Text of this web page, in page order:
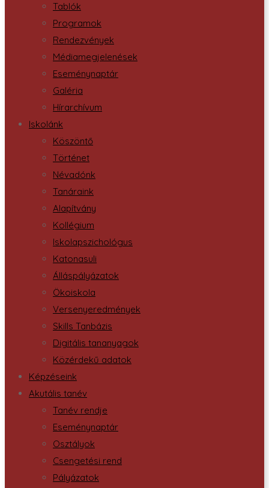
Tablók
Programok
Rendezvények
Médiamegjelenések
Eseménynaptár
Galéria
Hírarchívum
Iskolánk
Köszöntő
Történet
Névadónk
Tanáraink
Alapítvány
Kollégium
Iskolapszichológus
Katonasuli
Álláspályázatok
Ökoiskola
Versenyeredmények
Skills Tanbázis
Digitális tananyagok
Közérdekű adatok
Képzéseink
Akutális tanév
Tanév rendje
Eseménynaptár
Osztályok
Csengetési rend
Pályázatok